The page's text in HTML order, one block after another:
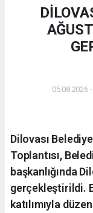
05.08.2026
Dilovası
Toplantısı,
başkanlığında
gerçekleştirildi.
katılımıyla